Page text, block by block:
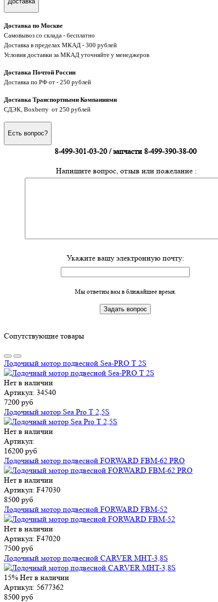
Доставка по Москве
Самовывоз со склада - бесплатно
Доставка в пределах МКАД - 300 рублей
Условия доставки за МКАД уточняйте у менеджеров
Доставка Почтой России
Доставка по РФ от - 250 рублей
Доставка Транспортными Компаниями
СДЭК, Boxberry от 250 рублей
Есть вопрос?
8-499-301-03-20 / запчасти 8-499-390-38-00
Напишите вопрос, отзыв или пожелание :
Укажите вашу электронную почту:
Мы ответим вам в ближайшее время.
Сопутствующие товары
Лодочный мотор подвесной Sea-PRO Т 2S
Нет в наличии
Артикул: 34540
7200 руб
Лодочный мотор Sea Pro Т 2,5S
Нет в наличии
Артикул:
16200 руб
Лодочный мотор подвесной FORWARD FBM-62 PRO
Нет в наличии
Артикул: F47030
8500 руб
Лодочный мотор подвесной FORWARD FBM-52
Нет в наличии
Артикул: F47020
7500 руб
Лодочный мотор подвесной CARVER MHT-3,8S
15% Нет в наличии
Артикул: 5677362
8500 руб